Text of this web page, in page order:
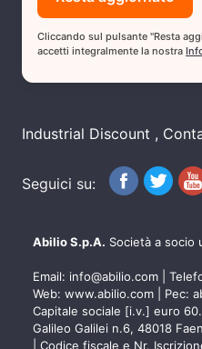
Cliccando sul pulsante "Resta
accetti integralmente la nostra
Industrial Discount
Seguici su:
Abilio S.p.A. Società a socio
Email: info@abilio.com |
Web: www.abilio.com | Pec:
Capitale sociale [i.v.] euro
Galileo Galilei n.6, 48018
| Codice fiscale e Nr.